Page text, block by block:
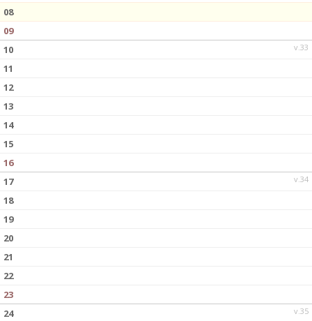
08
09
v.33
10
11
12
13
14
15
16
v.34
17
18
19
20
21
22
23
v.35
24